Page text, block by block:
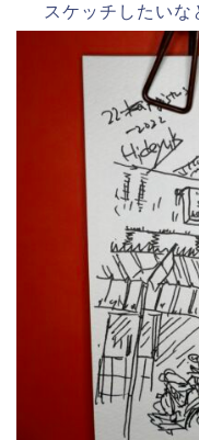
スケッチしたいな